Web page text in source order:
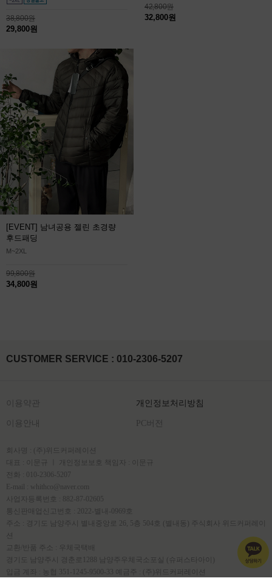
38,800원
29,800원
42,800원
32,800원
[EVENT] 남녀공용 젤린 초경량
후드패딩
M~2XL
99,800원
34,800원
CUSTOMER SERVICE : 010-2306-5207
이용약관 개인정보처리방침
이용안내 PC버전
회사명 : (주)위드커퍼레이션
대표 : 이문규 ㅣ 개인정보보호 책임자 : 이문규
전화 : 010-2306-5207
E-mail : whithco@naver.com
사업자등록번호 : 882-87-02605
통신판매업신고번호 : 2022-별내-0969호
주소 : 경기도 남양주시 별내중앙로 26, 5층 504호 (별내동) 주식회사 위드커퍼레이
션
교환/반품 주소 : 우체국택배
경기도 남양주시 경춘로1288 남양주우체국소포실 (슈퍼스타아이)
입금 계좌 : 농협 351-1245-9500-33 예금주 : (주)위드커퍼레이션